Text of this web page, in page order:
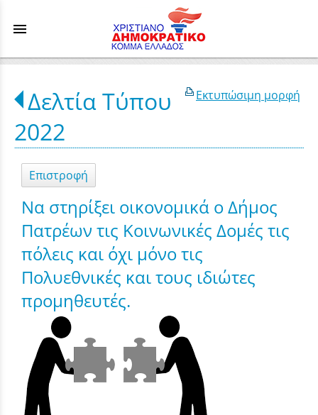
menu
Εκτυπώσιμη μορφή
Δελτία Τύπου
2022
Επιστροφή
Να στηρίξει οικονομικά ο Δήμος
Πατρέων τις Κοινωνικές Δομές τις
πόλεις και όχι μόνο τις
Πολυεθνικές και τους ιδιώτες
προμηθευτές.